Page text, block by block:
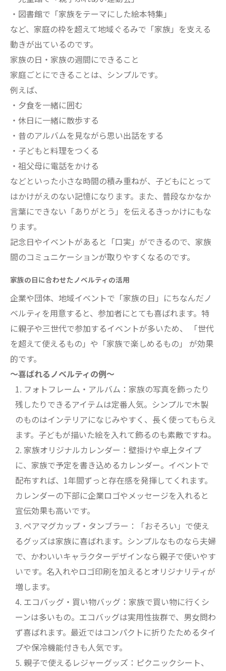
・図書館で「家族をテーマにした絵本特集」
など、家庭の枠を超えて地域ぐるみで「家族」を支える
動きが出ているのです。
家族の日・家族の週間にできること
家庭ごとにできることは、シンプルです。
例えば、
・夕食を一緒に囲む
・休日に一緒に散歩する
・昔のアルバムを見ながら思い出話をする
・子どもと料理をつくる
・祖父母に電話をかける
などといった小さな時間の積み重ねが、子どもにとって
はかけがえのない記憶になります。また、普段なかなか
言葉にできない「ありがとう」を伝えるきっかけにもな
ります。
記念日やイベントがあると「口実」ができるので、家族
間のコミュニケーションが取りやすくなるのです。
家族の日に合わせたノベルティの活用
企業や団体、地域イベントで「家族の日」にちなんだノ
ベルティを用意すると、参加者にとても喜ばれます。特
に親子や三世代で参加するイベントが多いため、 「世代
を超えて使えるもの」や「家族で楽しめるもの」 が効果
的です。
〜喜ばれるノベルティの例〜
フォトフレーム・アルバム：家族の写真を飾ったり
残したりできるアイテムは定番人気。シンプルで木製
のものはインテリアになじみやすく、長く使ってもらえ
ます。子どもが描いた絵を入れて飾るのも素敵ですね。
家族オリジナルカレンダー：壁掛けや卓上タイプ
に、家族で予定を書き込めるカレンダー。イベントで
配布すれば、1年間ずっと存在感を発揮してくれます。
カレンダーの下部に企業ロゴやメッセージを入れると
宣伝効果も高いです。
ペアマグカップ・タンブラー：「おそろい」で使え
るグッズは家族に喜ばれます。シンプルなものなら夫婦
で、かわいいキャラクターデザインなら親子で使いやす
いです。名入れやロゴ印刷を加えるとオリジナリティが
増します。
エコバッグ・買い物バッグ：家族で買い物に行くシ
ーンは多いもの。エコバッグは実用性抜群で、男女問わ
ず喜ばれます。最近ではコンパクトに折りたためるタイ
プや保冷機能付きも人気です。
親子で使えるレジャーグッズ：ピクニックシート、